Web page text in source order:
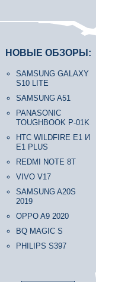
НОВЫЕ ОБЗОРЫ:
SAMSUNG GALAXY
S10 LITE
SAMSUNG A51
PANASONIC
TOUGHBOOK P-01K
HTC WILDFIRE E1 И
E1 PLUS
REDMI NOTE 8T
VIVO V17
SAMSUNG A20S
2019
OPPO A9 2020
BQ MAGIC S
PHILIPS S397